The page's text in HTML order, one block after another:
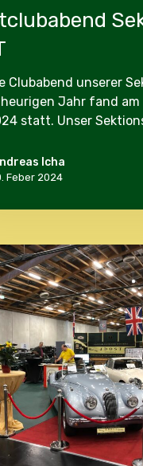
Clubabend unserer
Jahr fand am
statt. Unser
Icha
Feber 2024